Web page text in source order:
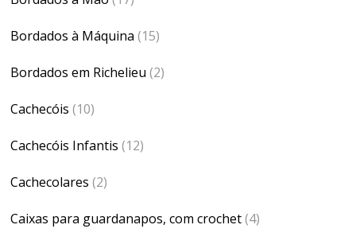
Bordados à Máquina (15)
Bordados em Richelieu (2)
Cachecóis (10)
Cachecóis Infantis (12)
Cachecolares (2)
Caixas para guardanapos, com crochet(4)